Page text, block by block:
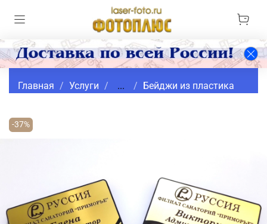
Главная Услуги ... Бейджи из пластика
-37%